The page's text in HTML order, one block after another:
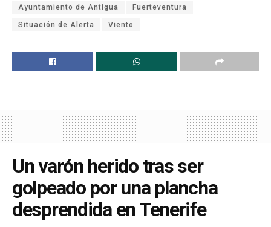
Ayuntamiento de Antigua Fuerteventura
Situación de Alerta Viento
Un varón herido tras ser
golpeado por una plancha
desprendida en Tenerife